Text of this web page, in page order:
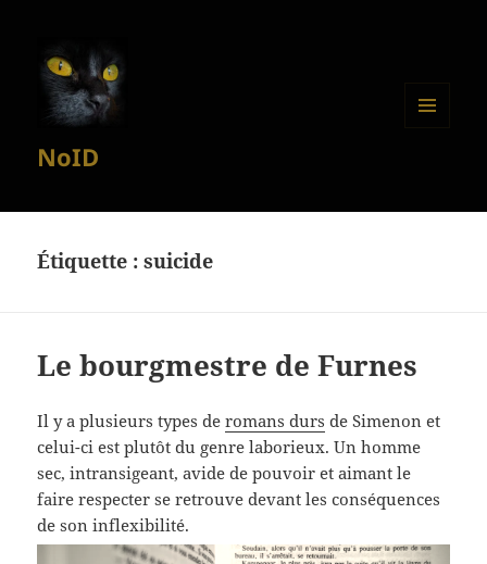
NoID
Étiquette :suicide
Le bourgmestre de Furnes
Il y a plusieurs types deromans durs de Simenon et
celui-ci est plutôt du genre laborieux. Un homme
sec, intransigeant, avide de pouvoir et aimant le
faire respecter se retrouve devant les conséquences
de son inflexibilité.